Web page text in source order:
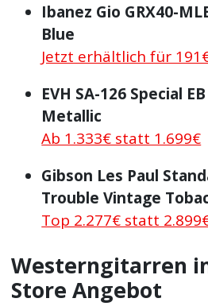
Ibanez Gio GRX40-
Blue
Jetzt erhältlich für
EVH SA-126 Special
Metallic
Ab 1.333€ statt 1.699€
Gibson Les Paul
Trouble Vintage
Top 2.277€ statt
Westerngitarren
Store Angebot